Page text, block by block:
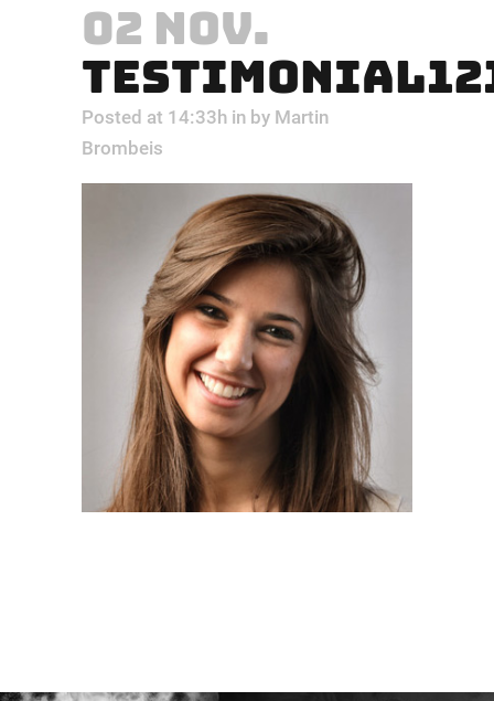
02 NOV.
Posted at 14:33h in by Martin
Brombeis